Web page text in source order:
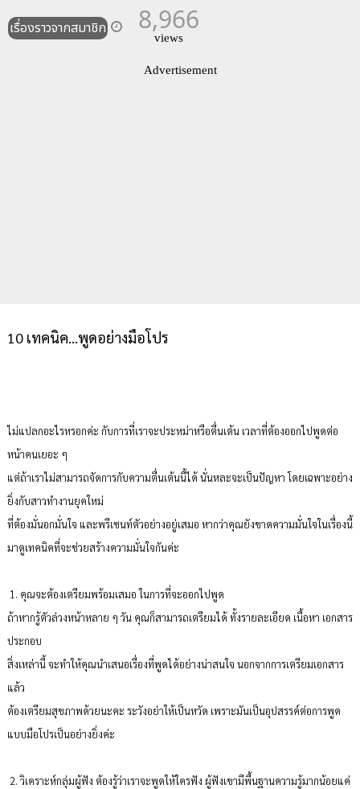
เรื่องราวจากสมาชิก 8,966
views
Advertisement
10 เทคนิค...พูดอย่างมือโปร
ไม่แปลกอะไรหรอกค่ะ กับการที่เราจะประหม่าหรือตื่นเต้น เวลาที่ต้องออกไปพูดต่อ
หน้าคนเยอะ ๆ
แต่ถ้าเราไม่สามารถจัดการกับความตื่นเต้นนี้ได้ นั่นหละจะเป็นปัญหา โดยเฉพาะอย่าง
ยิ่งกับสาวทำงานยุคใหม่
ที่ต้องมั่นอกมั่นใจ และพรีเซนท์ตัวอย่างอยู่เสมอ หากว่าคุณยังขาดความมั่นใจในเรื่องนี้
มาดูเทคนิคที่จะช่วยสร้างความมั่นใจกันค่ะ
1. คุณจะต้องเตรียมพร้อมเสมอ ในการที่จะออกไปพูด
ถ้าหากรู้ตัวล่วงหน้าหลาย ๆ วัน คุณก็สามารถเตรียมได้ ทั้งรายละเอียด เนื้อหา เอกสาร
ประกอบ
สิ่งเหล่านี้ จะทำให้คุณนำเสนอเรื่องที่พูดได้อย่างน่าสนใจ นอกจากการเตรียมเอกสาร
แล้ว
ต้องเตรียมสุขภาพด้วยนะคะ ระวังอย่าให้เป็นหวัด เพราะมันเป็นอุปสรรค์ต่อการพูด
แบบมือโปรเป็นอย่างยิ่งค่ะ
2. วิเคราะห์กลุ่มผู้ฟัง ต้องรู้ว่าเราจะพูดให้ใครฟัง ผู้ฟังเขามีพื้นฐานความรู้มากน้อยแค่